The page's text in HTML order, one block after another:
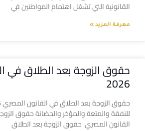
القانونية التي تشغل اهتمام المواطنين في
معرفة المزيد »
حقوق الزوجة بعد الطلاق في
2026
للنفقة والمتعة والمؤخر والحضانة حقوق
القانون المصري حقوق الزوجة بعد الطلاق